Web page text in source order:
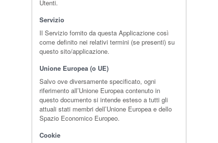
Utenti.
Servizio
Il Servizio fornito da questa Applicazione così
come definito nei relativi termini (se presenti) su
questo sito/applicazione.
Unione Europea (o UE)
Salvo ove diversamente specificato, ogni
riferimento all’Unione Europea contenuto in
questo documento si intende esteso a tutti gli
attuali stati membri dell’Unione Europea e dello
Spazio Economico Europeo.
Cookie